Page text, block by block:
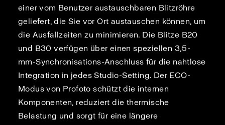
einer vom Benutzer austauschbaren Blitzröhre
geliefert, die Sie vor Ort austauschen können, um
die Ausfallzeiten zu minimieren. Die Blitze B20
und B30 verfügen über einen speziellen 3,5-
mm-Synchronisations-Anschluss für die nahtlose
Integration in jedes Studio-Setting. Der ECO-
Modus von Profoto schützt die internen
Komponenten, reduziert die thermische
Belastung und sorgt für eine längere